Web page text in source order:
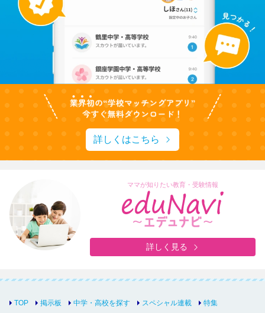
詳しくはこちら
ママが知りたい教育・受験情報
詳しく見る
TOP 掲示板 中学・高校を探す スペシャル連載 特集